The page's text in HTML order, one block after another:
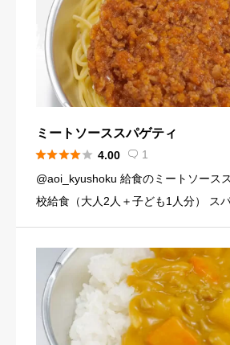
ミートソーススパゲティ
 4.00  1
@aoi_kyushoku 給食のミートソース
校給食（大人2人＋子ども1人分） ス
（120g） にんにくチューブ…少々（